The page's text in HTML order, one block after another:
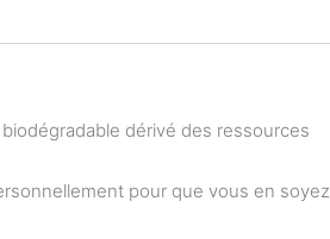
dérivé des ressources
pour que vous en soyez